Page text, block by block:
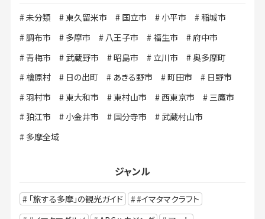
未分類 東久留米市 国立市 小平市
稲城市
調布市
多摩市 八王子市 福生市
府中市
青梅市
武蔵野市 昭島市 立川市
奥多摩町
檜原村
日の出町 あきる野市 町田市
日野市
羽村市
東大和市 東村山市 西東京市
三鷹市
狛江市
小金井市 国分寺市
武蔵村山市
多摩全域
ジャンル
「旅する多摩」の観光ガイド
#イマタマクラフト